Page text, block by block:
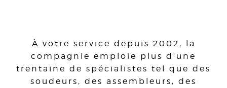
À votre service depuis 2002, la
compagnie emploie plus d'une
trentaine de spécialistes tel que des
soudeurs, des assembleurs, des